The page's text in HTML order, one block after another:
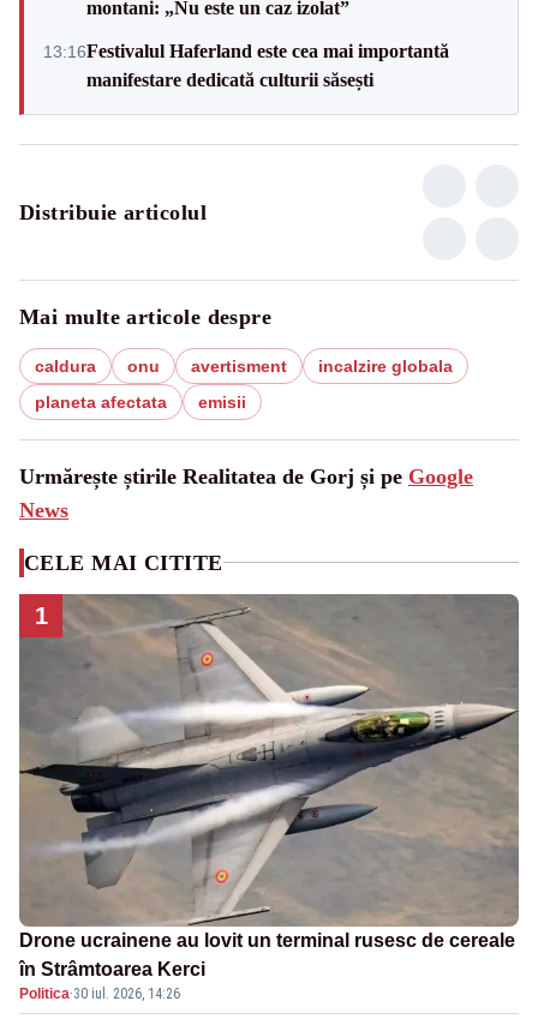
montani: „Nu este un caz izolat”
13:16Festivalul Haferland este cea mai importantă
manifestare dedicată culturii săsești
Distribuie articolul
Mai multe articole despre
caldura onu avertisment
incalzire globala
planeta afectata
emisii
Urmărește știrile Realitatea de Gorj și pe Google
News
CELE MAI CITITE
1
Drone ucrainene au lovit un terminal rusesc de cereale
în Strâmtoarea Kerci
Politica·30 iul. 2026, 14:26